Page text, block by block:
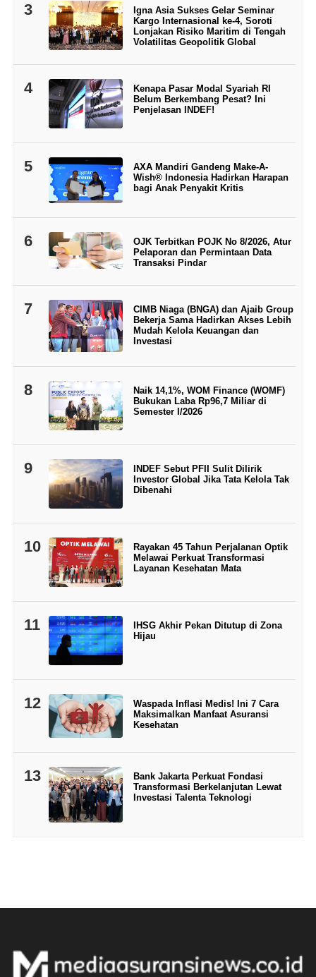
3
Igna Asia Sukses Gelar Seminar
Kargo Internasional ke-4, Soroti
Lonjakan Risiko Maritim di Tengah
Volatilitas Geopolitik Global
4
Kenapa Pasar Modal Syariah RI
Belum Berkembang Pesat? Ini
Penjelasan INDEF!
5
AXA Mandiri Gandeng Make-A-
Wish® Indonesia Hadirkan Harapan
bagi Anak Penyakit Kritis
6
OJK Terbitkan POJK No 8/2026, Atur
Pelaporan dan Permintaan Data
Transaksi Pindar
7
CIMB Niaga (BNGA) dan Ajaib Group
Bekerja Sama Hadirkan Akses Lebih
Mudah Kelola Keuangan dan
Investasi
8
Naik 14,1%, WOM Finance (WOMF)
Bukukan Laba Rp96,7 Miliar di
Semester I/2026
9
INDEF Sebut PFII Sulit Dilirik
Investor Global Jika Tata Kelola Tak
Dibenahi
10
Rayakan 45 Tahun Perjalanan Optik
Melawai Perkuat Transformasi
Layanan Kesehatan Mata
11
IHSG Akhir Pekan Ditutup di Zona
Hijau
12
Waspada Inflasi Medis! Ini 7 Cara
Maksimalkan Manfaat Asuransi
Kesehatan
13
Bank Jakarta Perkuat Fondasi
Transformasi Berkelanjutan Lewat
Investasi Talenta Teknologi